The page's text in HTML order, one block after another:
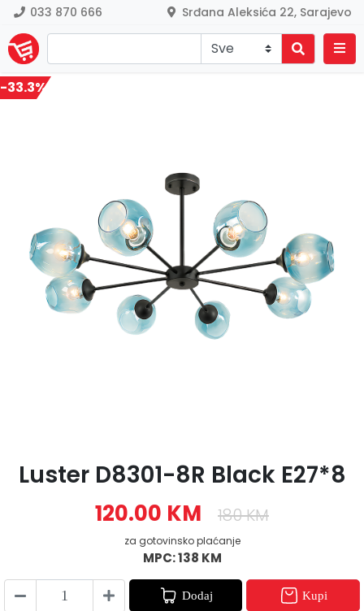
033 870 666 Srđana Aleksića 22, Sarajevo
-33.3%
Previous
Luster D8301-8R Black E27*8
120.00 KM 180 KM
za gotovinsko plaćanje
MPC: 138 KM
Dodaj Kupi